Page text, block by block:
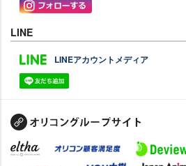
LINE
LINEアカウントメディア